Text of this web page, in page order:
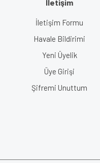
İletişim
İletişim Formu
Havale Bildirimi
Yeni Üyelik
Üye Girişi
Şifremi Unuttum